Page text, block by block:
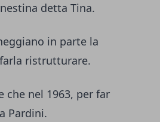
detta Tina.
in parte la
ristrutturare.
che nel 1963, per far
Pardini.